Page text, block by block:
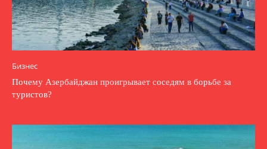
Бизнес
Почему Азербайджан проигрывает соседям в борьбе за
туристов?